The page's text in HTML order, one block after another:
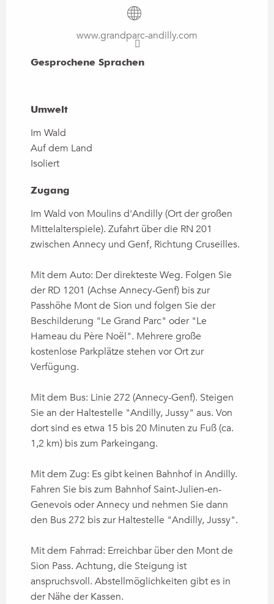
www.grandparc-andilly.com
Gesprochene Sprachen
Gesprochene Sprachen
Umwelt
Umwelt
Im Wald
Auf dem Land
Isoliert
Zugang
Zugang
Im Wald von Moulins d'Andilly (Ort der großen
Mittelalterspiele). Zufahrt über die RN 201
zwischen Annecy und Genf, Richtung Cruseilles.
Mit dem Auto: Der direkteste Weg. Folgen Sie
der RD 1201 (Achse Annecy-Genf) bis zur
Passhöhe Mont de Sion und folgen Sie der
Beschilderung "Le Grand Parc" oder "Le
Hameau du Père Noël". Mehrere große
kostenlose Parkplätze stehen vor Ort zur
Verfügung.
Mit dem Bus: Linie 272 (Annecy-Genf). Steigen
Sie an der Haltestelle "Andilly, Jussy" aus. Von
dort sind es etwa 15 bis 20 Minuten zu Fuß (ca.
1,2 km) bis zum Parkeingang.
Mit dem Zug: Es gibt keinen Bahnhof in Andilly.
Fahren Sie bis zum Bahnhof Saint-Julien-en-
Genevois oder Annecy und nehmen Sie dann
den Bus 272 bis zur Haltestelle "Andilly, Jussy".
Mit dem Fahrrad: Erreichbar über den Mont de
Sion Pass. Achtung, die Steigung ist
anspruchsvoll. Abstellmöglichkeiten gibt es in
der Nähe der Kassen.